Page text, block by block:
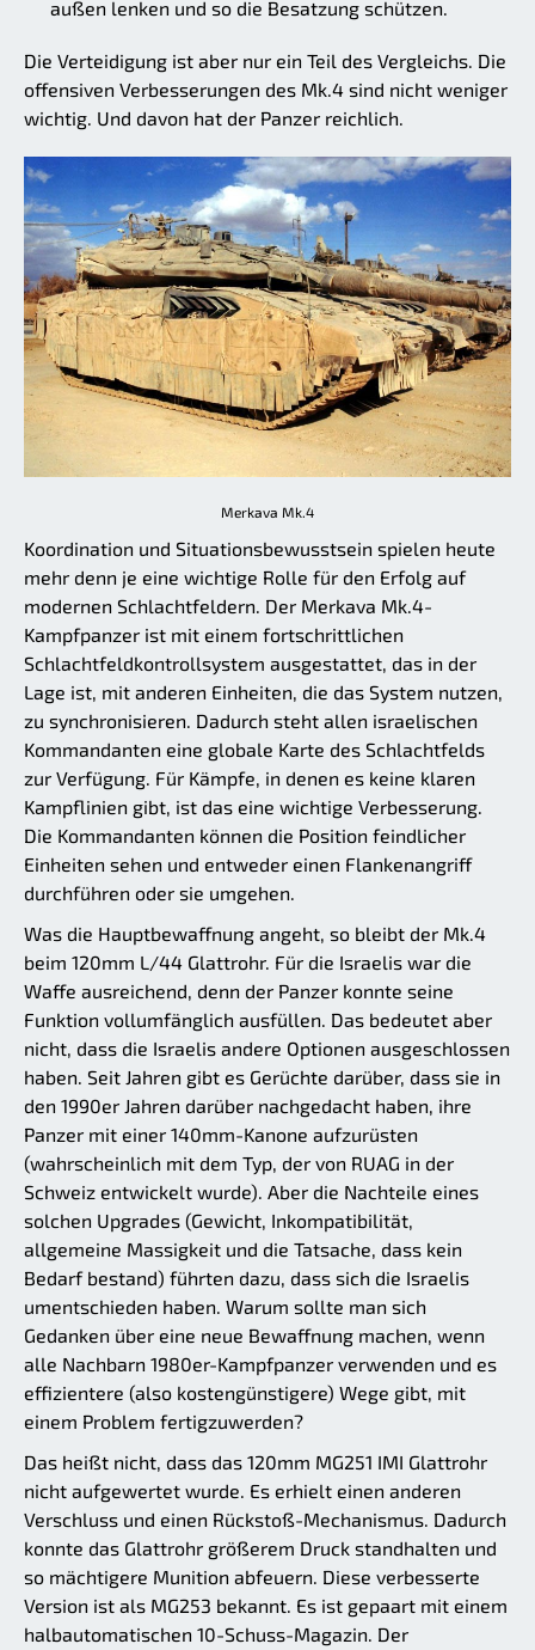
außen lenken und so die Besatzung schützen.
Die Verteidigung ist aber nur ein Teil des Vergleichs. Die
offensiven Verbesserungen des Mk.4 sind nicht weniger
wichtig. Und davon hat der Panzer reichlich.
Merkava Mk.4
Koordination und Situationsbewusstsein spielen heute
mehr denn je eine wichtige Rolle für den Erfolg auf
modernen Schlachtfeldern. Der Merkava Mk.4-
Kampfpanzer ist mit einem fortschrittlichen
Schlachtfeldkontrollsystem ausgestattet, das in der
Lage ist, mit anderen Einheiten, die das System nutzen,
zu syn­chro­ni­sie­ren. Dadurch steht allen israelischen
Kommandanten eine globale Karte des Schlachtfelds
zur Verfügung. Für Kämpfe, in denen es keine klaren
Kampflinien gibt, ist das eine wichtige Verbesserung.
Die Kommandanten können die Position feindlicher
Einheiten sehen und entweder einen Flankenangriff
durchführen oder sie umgehen.
Was die Hauptbewaffnung angeht, so bleibt der Mk.4
beim 120mm L/44 Glattrohr. Für die Israelis war die
Waffe ausreichend, denn der Panzer konnte seine
Funktion vollumfänglich ausfüllen. Das bedeutet aber
nicht, dass die Israelis andere Optionen ausgeschlossen
haben. Seit Jahren gibt es Gerüchte darüber, dass sie in
den 1990er Jahren darüber nachgedacht haben, ihre
Panzer mit einer 140mm-Kanone aufzurüsten
(wahrscheinlich mit dem Typ, der von RUAG in der
Schweiz entwickelt wurde). Aber die Nachteile eines
solchen Upgrades (Gewicht, Inkompatibilität,
allgemeine Massigkeit und die Tatsache, dass kein
Bedarf bestand) führten dazu, dass sich die Israelis
umentschieden haben. Warum sollte man sich
Gedanken über eine neue Bewaffnung machen, wenn
alle Nachbarn 1980er-Kampfpanzer verwenden und es
effizientere (also kostengünstigere) Wege gibt, mit
einem Problem fertigzuwerden?
Das heißt nicht, dass das 120mm MG251 IMI Glattrohr
nicht aufgewertet wurde. Es erhielt einen anderen
Verschluss und einen Rückstoß-Mechanismus. Dadurch
konnte das Glattrohr größerem Druck standhalten und
so mächtigere Munition abfeuern. Diese verbesserte
Version ist als MG253 bekannt. Es ist gepaart mit einem
halbautomatischen 10-Schuss-Magazin. Der